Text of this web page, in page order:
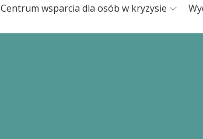
Centrum wsparcia dla osób w kryzysie